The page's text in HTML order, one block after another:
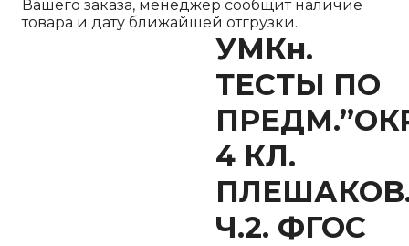
Вашего заказа, менеджер сообщит наличие
товара и дату ближайшей отгрузки.
УМКн.
ТЕСТЫ ПО
4 КЛ.
Ч.2. ФГОС